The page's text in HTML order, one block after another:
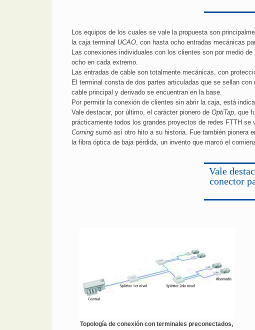
Los equipos de los cuales se vale la propuesta son
la caja terminal UCAO, con hasta ocho entradas mecánicas
Las conexiones individuales con los clientes son por medio de
ocho en cada extremo.
Las entradas de cable son totalmente mecánicas, con
El terminal consta de dos partes articuladas que se sellan
cable principal y derivado se encuentran en la base.
Por permitir la conexión de clientes sin abrir la caja, está
Vale destacar, por último, el carácter pionero de OptiTap, que
prácticamente todos los grandes proyectos de redes FTTH se
Corning sumó así otro hito a su historia. Fue también pionera
la fibra óptica de baja pérdida, un invento que marcó el
Vale
conector
Topología de conexión con terminales preconectados,